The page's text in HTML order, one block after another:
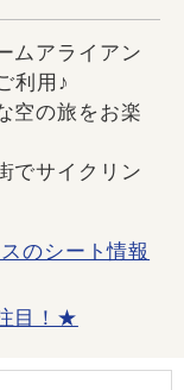
ムアライアン
利用♪
空の旅をお楽
でサイクリン
のシート情報
目！★